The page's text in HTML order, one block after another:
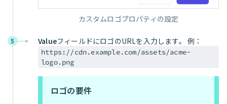
カスタムロゴプロパティの設定
5 ValueフィールドにロゴのURLを入力します。 例：
https://cdn.example.com/assets/acme-
logo.png
ロゴの要件